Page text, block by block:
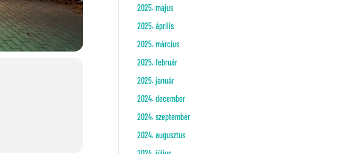
2025. május
2025. április
2025. március
2025. február
2025. január
2024. december
2024. szeptember
2024. augusztus